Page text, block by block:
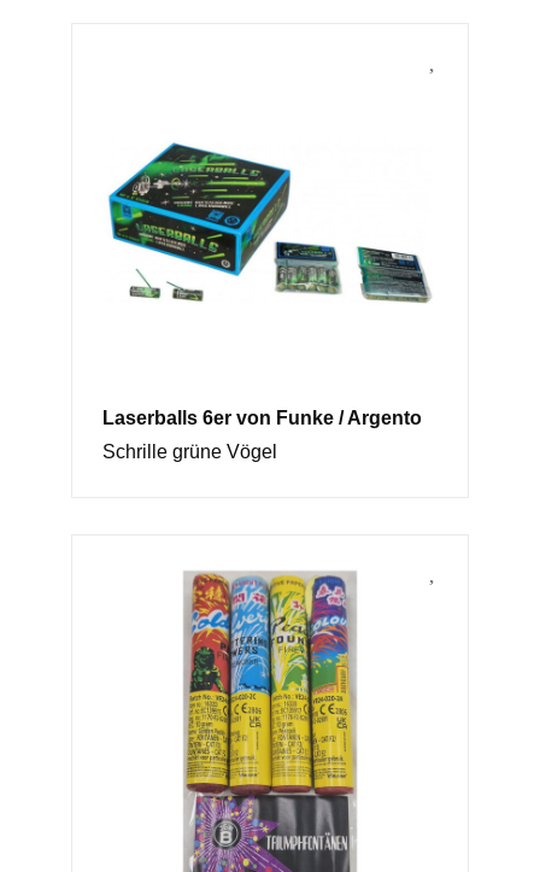
Laserballs 6er von Funke / Argento
Schrille grüne Vögel